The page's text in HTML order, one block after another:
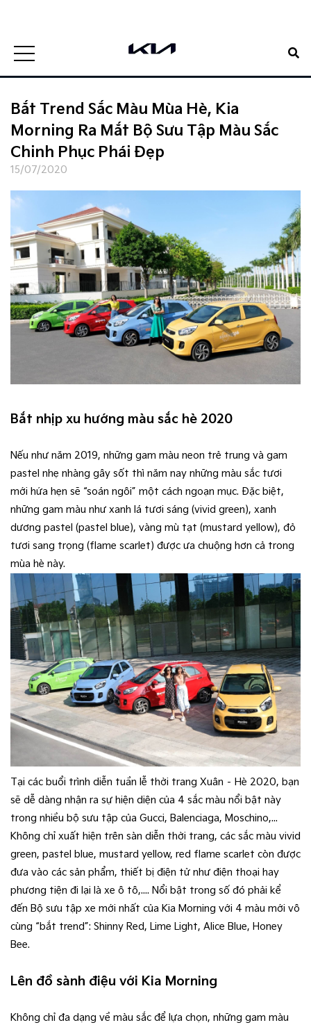
Bắt Trend Sắc Màu Mùa Hè, Kia
Morning Ra Mắt Bộ Sưu Tập Màu Sắc
Chinh Phục Phái Đẹp
15/07/2020
Bắt nhịp xu hướng màu sắc hè 2020
Nếu như năm 2019, những gam màu neon trẻ trung và gam
pastel nhẹ nhàng gây sốt thì năm nay những màu sắc tươi
mới hứa hẹn sẽ “soán ngôi” một cách ngoạn mục. Đặc biệt,
những gam màu như xanh lá tươi sáng (vivid green), xanh
dương pastel (pastel blue), vàng mù tạt (mustard yellow), đỏ
tươi sang trọng (flame scarlet) được ưa chuộng hơn cả trong
mùa hè này.
Tại các buổi trình diễn tuần lễ thời trang Xuân – Hè 2020, bạn
sẽ dễ dàng nhận ra sự hiện diện của 4 sắc màu nổi bật này
trong nhiều bộ sưu tập của Gucci, Balenciaga, Moschino,...
Không chỉ xuất hiện trên sàn diễn thời trang, các sắc màu vivid
green, pastel blue, mustard yellow, red flame scarlet còn được
đưa vào các sản phẩm, thiết bị điện tử như điện thoại hay
phương tiện đi lại là xe ô tô,.... Nổi bật trong số đó phải kể
đến Bộ sưu tập xe mới nhất của Kia Morning với 4 màu mới vô
cùng “bắt trend”: Shinny Red, Lime Light, Alice Blue, Honey
Bee.
Lên đồ sành điệu với Kia Morning
Không chỉ đa dạng về màu sắc để lựa chọn, những gam màu